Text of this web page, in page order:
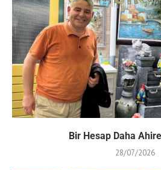
Bir Hesap Daha
28/07/2026